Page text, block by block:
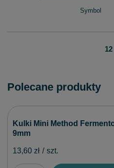
Symbol
12
Polecane produkty
Kulki Mini Method
9mm
13,60 zł / szt.